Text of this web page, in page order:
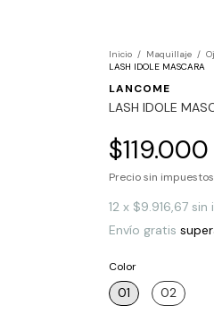
Inicio / Maquillaje /
LASH IDOLE MASCARA
LANCOME
LASH IDOLE
$119.000
Precio sin impuestos
12 x $9.916,67 sin
Envío gratis
Color
01 02